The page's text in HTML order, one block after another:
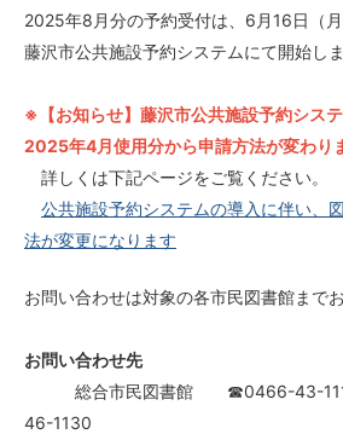
2025年8月分の予約受付は、6月16日（月
藤沢市公共施設予約システムにて開始しま
※【お知らせ】藤沢市公共施設予約システ
2025年4月使用分から申請方法が変わり
詳しくは下記ページをご覧ください。
公共施設予約システムの導入に伴い、
法が変更になります
お問い合わせは対象の各市民図書館まで
お問い合わせ先
総合市民図書館 ☎0466-43-1111
46-1130